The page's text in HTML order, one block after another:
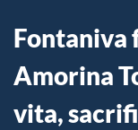
Fontaniva
Amorina
vita,